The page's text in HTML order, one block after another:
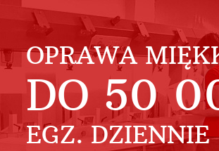
OPRAWA
DO 50
EGZ. DZIENNIE